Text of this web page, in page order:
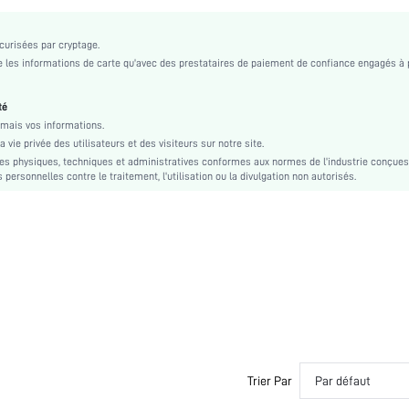
Élasticité moyenne
Dos-nu
Bustier
Modifications dimensionnelles des tissus après lavage à domicile
par cryptage.
les informations de carte qu'avec des prestataires de paiement de confiance engagés à
vos informations.
vie privée des utilisateurs et des visiteurs sur notre site.
physiques, techniques et administratives conformes aux normes de l'industrie
personnelles contre le traitement, l'utilisation ou la divulgation non autorisés.
Trier Par Par défaut